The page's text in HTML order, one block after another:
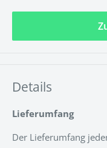
Details
Lieferumfang
Der Lieferumfang